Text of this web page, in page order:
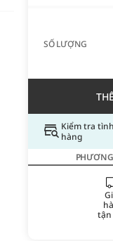
SỐ LƯỢNG
Kiểm tra
hàng
tận